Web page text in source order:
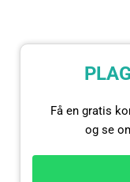
Få en gratis
og se